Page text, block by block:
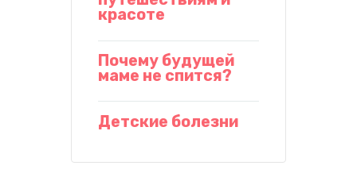
красоте
Почему будущей
маме не спится?
Детские болезни